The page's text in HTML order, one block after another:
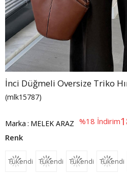
İnci Düğmeli Oversize Triko
(mlk15787)
Marka : MELEK ARAZ %18 İndirim
Tükendi Tükendi Tükendi Tükendi